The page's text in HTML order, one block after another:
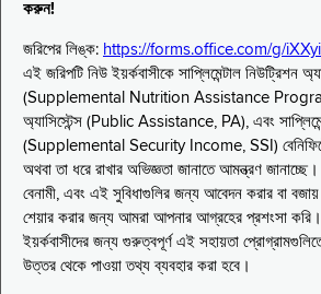
করুন!
জরিপের লিঙ্ক: https://forms.office.com/g/
এই জরিপটি নিউ ইয়র্কবাসীকে সাপ্লিমেন্টাল নিউট্রিশন
(Supplemental Nutrition Assistance
অ্যাসিস্টেন্স (Public Assistance, PA), এবং
(Supplemental Security Income, SSI)
অথবা তা ধরে রাখার অভিজ্ঞতা জানাতে আমন্ত্রণ
বেনামী, এবং এই সুবিধাগুলির জন্য আবেদন করার বা বজায়
শেয়ার করার জন্য আমরা আপনার আগ্রহের প্রশংসা
ইয়র্কবাসীদের জন্য গুরুত্বপূর্ণ এই সহায়তা
উত্তর থেকে পাওয়া তথ্য ব্যবহার করা হবে।